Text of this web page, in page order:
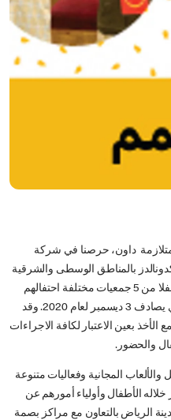
متلازمة داون، حرصنا في شركة
بالمناطق الوسطى والشرقية
والشمالية، على مشاركة أكثر من 235 طفلا من 5 جمعيات مختلفة احتفالهم
بمناسبة "اليوم العالمي لذوي الهمم" الذي يصادف 3 ديسمبر لعام 2020. وقد
بعين الاعتبار لكافة الاجراءات
والحضور.
المجانية وفعاليات متنوعة
الأطفال وأولياء أمورهم عن
الرياض بالتعاون مع مراكز بصمة